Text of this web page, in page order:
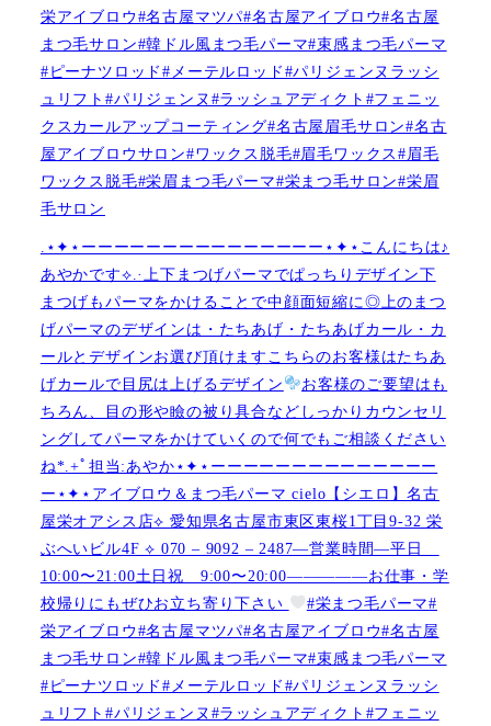
栄アイブロウ#名古屋マツパ#名古屋アイブロウ#名古屋
まつ毛サロン#韓ドル風まつ毛パーマ#束感まつ毛パーマ
#ピーナツロッド#メーテルロッド#パリジェンヌラッシ
ュリフト#パリジェンヌ#ラッシュアディクト#フェニッ
クスカールアップコーティング#名古屋眉毛サロン#名古
屋アイブロウサロン#ワックス脱毛#眉毛ワックス#眉毛
ワックス脱毛#栄眉まつ毛パーマ#栄まつ毛サロン#栄眉
毛サロン
.⋆✦⋆ーーーーーーーーーーーーーーー⋆✦⋆こんにちは♪
あやかです︎⟡.·上下まつげパーマでぱっちりデザイン下
まつげもパーマをかけることで中顔面短縮に◎上のまつ
げパーマのデザインは・たちあげ・たちあげカール・カ
ールとデザインお選び頂けますこちらのお客様はたちあ
げカールで目尻は上げるデザイン
お客様のご要望はも
ちろん、目の形や瞼の被り具合などしっかりカウンセリ
ングしてパーマをかけていくので何でもご相談ください
ね︎︎︎*.+ﾟ担当:あやか⋆✦⋆ーーーーーーーーーーーーーー
ー⋆✦⋆アイブロウ＆まつ毛パーマ cielo【シエロ】名古
屋栄オアシス店︎︎⟡ 愛知県名古屋市東区東桜1丁目9-32 栄
ぶへいビル4F ︎︎⟡ 070 – 9092 – 2487—営業時間—平日
10:00〜21:00土日祝 9:00〜20:00—————お仕事・学
校帰りにもぜひお立ち寄り下さい
#栄まつ毛パーマ#
栄アイブロウ#名古屋マツパ#名古屋アイブロウ#名古屋
まつ毛サロン#韓ドル風まつ毛パーマ#束感まつ毛パーマ
#ピーナツロッド#メーテルロッド#パリジェンヌラッシ
ュリフト#パリジェンヌ#ラッシュアディクト#フェニッ